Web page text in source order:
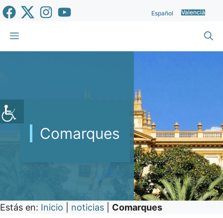
Vés
al
contingut
Español Valencià
Menu
Comarques
Estás en: Inicio noticias Comarques